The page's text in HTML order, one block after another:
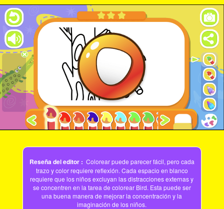
Play
Video
Reseña del editor : Colorear puede parecer fácil, pero cada
trazo y color requiere reflexión. Cada espacio en blanco
requiere que los niños excluyan las distracciones externas y
se concentren en la tarea de colorear Bird. Esta puede ser
una buena manera de mejorar la concentración y la
imaginación de los niños.